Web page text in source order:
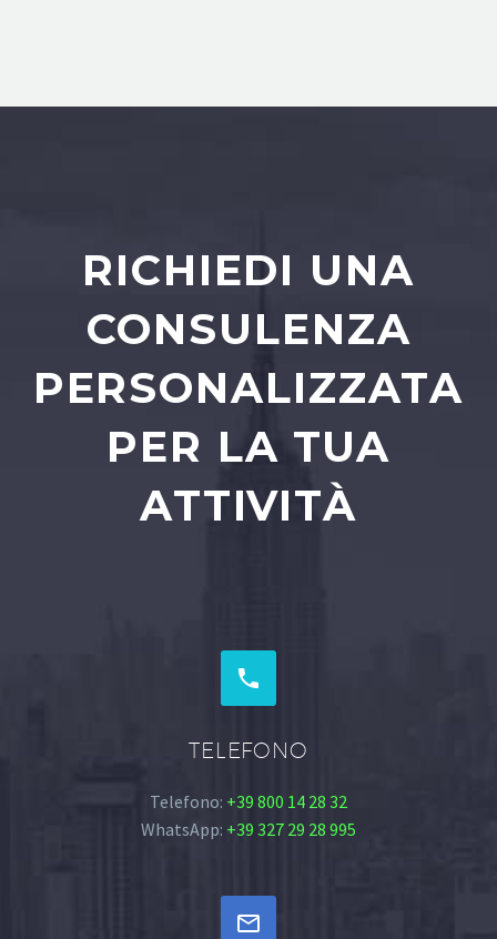
RICHIEDI UNA
CONSULENZA
PERSONALIZZATA
PER LA TUA
ATTIVITÀ


TELEFONO
Telefono: +39 800 14 28 32
WhatsApp: +39 327 29 28 995

